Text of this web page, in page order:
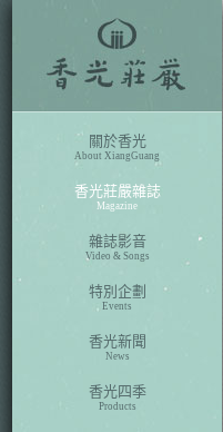
關於香光
About XiangGuang
香光莊嚴雜誌
Magazine
雜誌影音
Video & Songs
特別企劃
Events
香光新聞
News
香光四季
Products